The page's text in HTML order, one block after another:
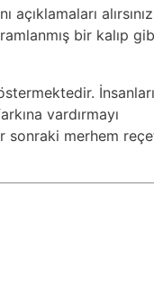
bir kalıp
vardırmayı
sonraki merhem